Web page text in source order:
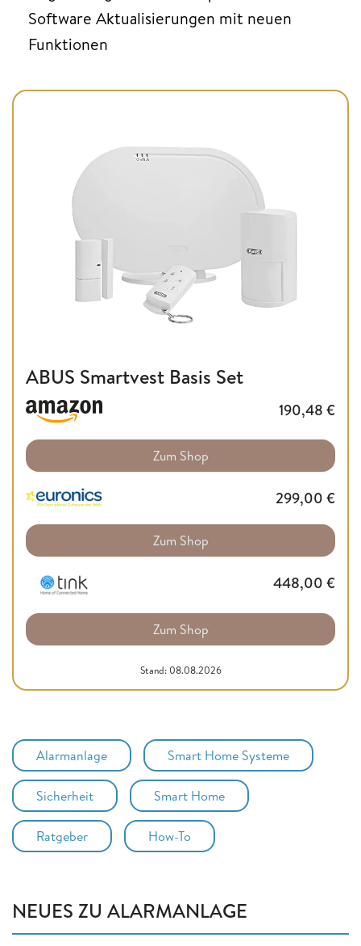
Software Aktualisierungen mit neuen
Funktionen
ABUS Smartvest Basis Set
190,48 €
Zum Shop
299,00 €
Zum Shop
448,00 €
Zum Shop
Stand: 08.08.2026
Alarmanlage Smart Home Systeme
Sicherheit Smart Home
Ratgeber How-To
NEUES ZU ALARMANLAGE